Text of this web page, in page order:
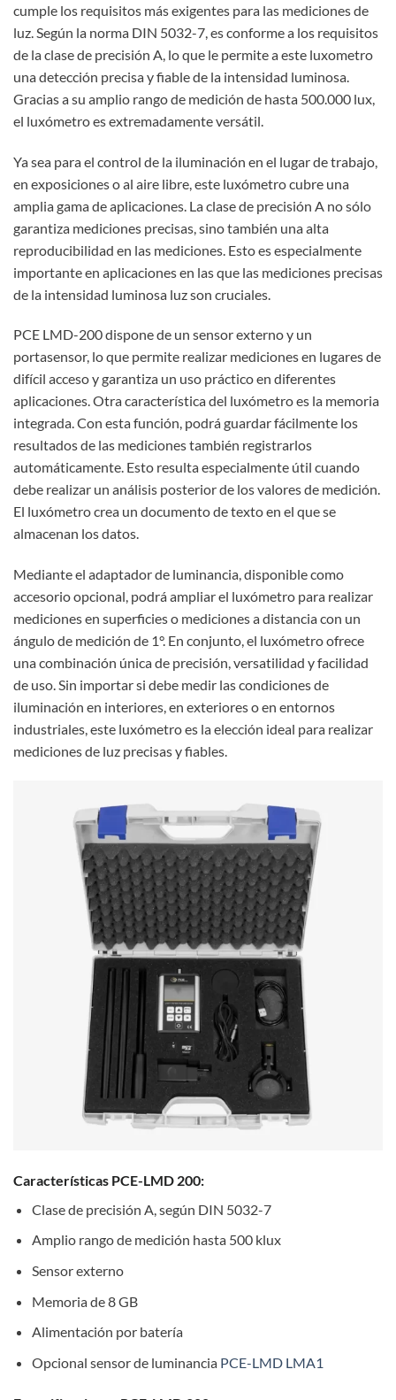
cumple los requisitos más exigentes para las mediciones de
luz. Según la norma DIN 5032-7, es conforme a los requisitos
de la clase de precisión A, lo que le permite a este luxometro
una detección precisa y fiable de la intensidad luminosa.
Gracias a su amplio rango de medición de hasta 500.000 lux,
el luxómetro es extremadamente versátil.
Ya sea para el control de la iluminación en el lugar de trabajo,
en exposiciones o al aire libre, este luxómetro cubre una
amplia gama de aplicaciones. La clase de precisión A no sólo
garantiza mediciones precisas, sino también una alta
reproducibilidad en las mediciones. Esto es especialmente
importante en aplicaciones en las que las mediciones precisas
de la intensidad luminosa luz son cruciales.
PCE LMD-200 dispone de un sensor externo y un
portasensor, lo que permite realizar mediciones en lugares de
difícil acceso y garantiza un uso práctico en diferentes
aplicaciones. Otra característica del luxómetro es la memoria
integrada. Con esta función, podrá guardar fácilmente los
resultados de las mediciones también registrarlos
automáticamente. Esto resulta especialmente útil cuando
debe realizar un análisis posterior de los valores de medición.
El luxómetro crea un documento de texto en el que se
almacenan los datos.
Mediante el adaptador de luminancia, disponible como
accesorio opcional, podrá ampliar el luxómetro para realizar
mediciones en superficies o mediciones a distancia con un
ángulo de medición de 1°. En conjunto, el luxómetro ofrece
una combinación única de precisión, versatilidad y facilidad
de uso. Sin importar si debe medir las condiciones de
iluminación en interiores, en exteriores o en entornos
industriales, este luxómetro es la elección ideal para realizar
mediciones de luz precisas y fiables.
Características PCE-LMD 200:
Clase de precisión A, según DIN 5032-7
Amplio rango de medición hasta 500 klux
Sensor externo
Memoria de 8 GB
Alimentación por batería
Opcional sensor de luminancia PCE-LMD LMA1